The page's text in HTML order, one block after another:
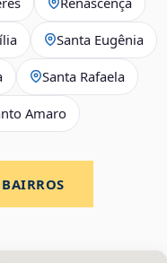
Santa Eugênia
Santa Rafaela
Amaro
BAIRROS